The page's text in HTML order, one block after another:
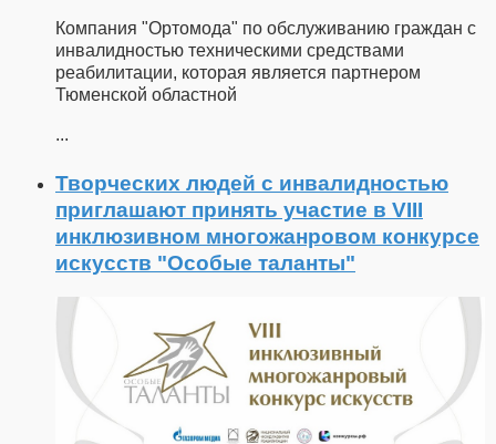
Компания "Ортомода" по обслуживанию граждан с
инвалидностью техническими средствами
реабилитации, которая является партнером
Тюменской областной
...
Творческих людей с инвалидностью
приглашают принять участие в VIII
инклюзивном многожанровом конкурсе
искусств "Особые таланты"